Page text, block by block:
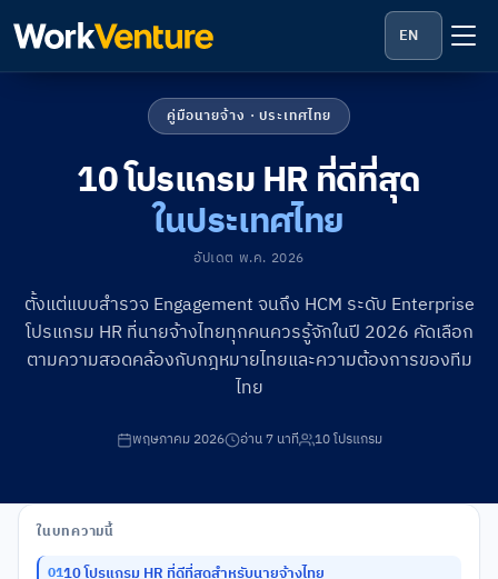
EN
คู่มือนายจ้าง · ประเทศไทย
10 โปรแกรม HR ที่ดีที่สุด
ในประเทศไทย
อัปเดต พ.ค. 2026
ตั้งแต่แบบสำรวจ Engagement จนถึง HCM ระดับ Enterprise
โปรแกรม HR ที่นายจ้างไทยทุกคนควรรู้จักในปี 2026 คัดเลือก
ตามความสอดคล้องกับกฎหมายไทยและความต้องการของทีม
ไทย
พฤษภาคม 2026 อ่าน 7 นาที 10 โปรแกรม
ในบทความนี้
0110 โปรแกรม HR ที่ดีที่สุดสำหรับนายจ้างไทย